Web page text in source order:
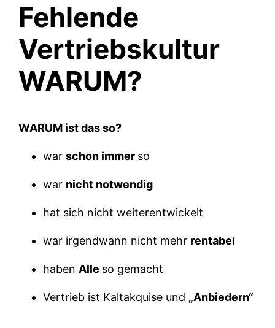
Fehlende
Vertriebskultur
WARUM?
WARUM ist das so?
warschon immer so
war nicht notwendig
hat sich nicht weiterentwickelt
war irgendwann nicht mehr rentabel
haben Alle so gemacht
Vertrieb ist Kaltakquise und „Anbiedern“